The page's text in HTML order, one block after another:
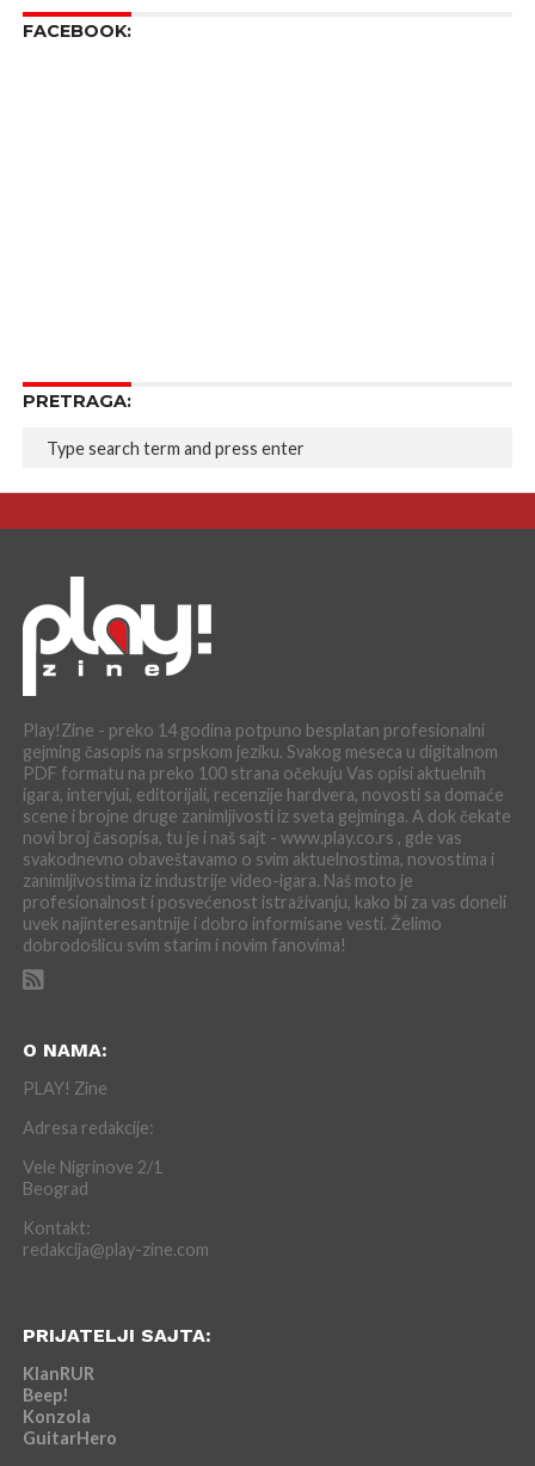
FACEBOOK:
PRETRAGA:
Play!Zine - preko 14 godina potpuno besplatan profesionalni
gejming časopis na srpskom jeziku. Svakog meseca u digitalnom
PDF formatu na preko 100 strana očekuju Vas opisi aktuelnih
igara, intervjui, editorijali, recenzije hardvera, novosti sa domaće
scene i brojne druge zanimljivosti iz sveta gejminga. A dok čekate
novi broj časopisa, tu je i naš sajt - www.play.co.rs , gde vas
svakodnevno obaveštavamo o svim aktuelnostima, novostima i
zanimljivostima iz industrije video-igara. Naš moto je
profesionalnost i posvećenost istraživanju, kako bi za vas doneli
uvek najinteresantnije i dobro informisane vesti. Želimo
dobrodošlicu svim starim i novim fanovima!
O NAMA:
PLAY! Zine
Adresa redakcije:
Vele Nigrinove 2/1
Beograd
Kontakt:
redakcija@play-zine.com
PRIJATELJI SAJTA:
KlanRUR
Beep!
Konzola
GuitarHero